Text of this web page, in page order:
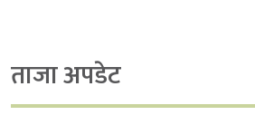
ताजा अपडेट